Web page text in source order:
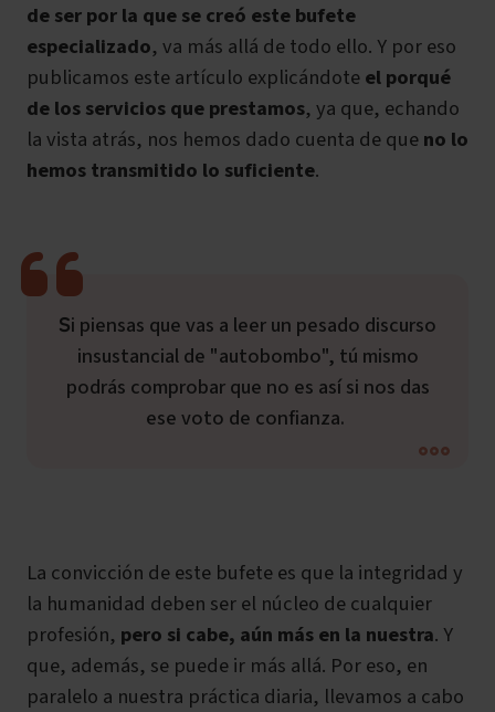
de ser por la que se creó este bufete
especializado, va más allá de todo ello. Y por eso
publicamos este artículo explicándoteel porqué
de los servicios que prestamos, ya que, echando
la vista atrás, nos hemos dado cuenta de queno lo
hemos transmitido lo suficiente.
Si piensas que vas a leer un pesado discurso
insustancial de "autobombo", tú mismo
podrás comprobar que no es así si nos das
ese voto de confianza.
La convicción de este bufete es que la integridad y
la humanidad deben ser el núcleo de cualquier
profesión, pero si cabe, aún más en la nuestra. Y
que, además, se puede ir más allá. Por eso, en
paralelo a nuestra práctica diaria, llevamos a cabo